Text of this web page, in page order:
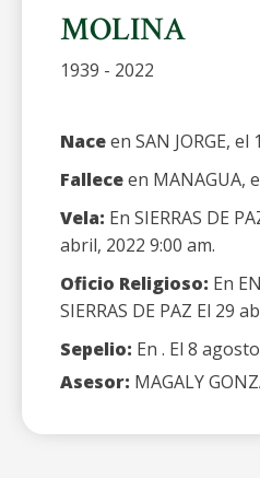
MOLINA
1939 - 2022
Naceen SAN JORGE,
Falleceen MANAGUA,
Vela: En SIERRAS DE
abril, 2022 9:00 am.
Oficio Religioso: En
SIERRAS DE PAZ El 29
Sepelio: En . El 8
Asesor: MAGALY